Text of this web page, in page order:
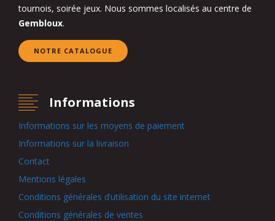
tournois, soirée jeux. Nous sommes localisés au centre de
Gembloux.
NOTRE CATALOGUE
Informations
Informations sur les moyens de paiement
Informations sur la livraison
Contact
Mentions légales
Conditions générales d’utilisation du site internet
Conditions générales de ventes